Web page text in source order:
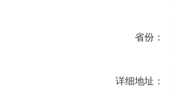
省份：
详细地址：